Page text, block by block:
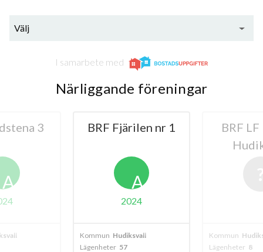
Välj
I samarbete med
Närliggande föreningar
nr 1
A
BRF LF Huset i
Kommun Hudiksvall
Lägenheter 8
BRF
Kommun
Lägenheter 21